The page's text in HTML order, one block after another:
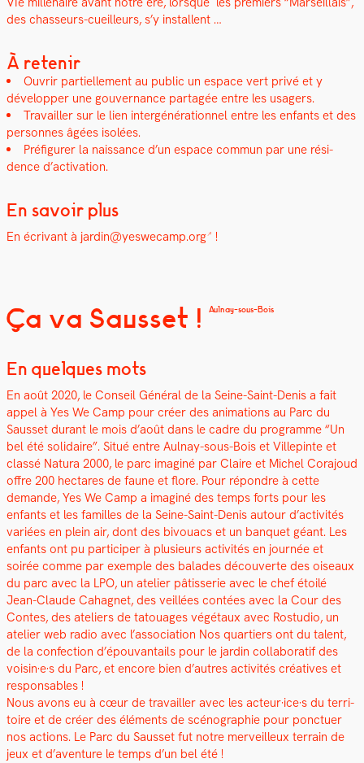
des chas­seurs-cueilleurs, s’y instal­lent …
À retenir
Ouvrir par­tielle­ment au pub­lic un espace vert privé et y
dévelop­per une gou­ver­nance partagée entre les usagers.
Tra­vailler sur le lien intergénéra­tionnel entre les enfants et des
per­son­nes âgées isolées.
Pré­fig­ur­er la nais­sance d’un espace com­mun par une rési­
dence d’activation.
En savoir plus
En écrivant à jardin@yeswecamp.org !
Ça va Sausset ! Aulnay-sous-Bois
En quelques mots
En août 2020, le Con­seil Général de la Seine-Saint-Denis a fait
appel à Yes We Camp pour créer des ani­ma­tions au Parc du
Saus­set durant le mois d’août dans le cadre du pro­gramme “Un
bel été sol­idaire”. Situé entre Aulnay-sous-Bois et Villepinte et
classé Natu­ra 2000, le parc imag­iné par Claire et Michel Cora­joud
offre 200 hectares de faune et flo­re. Pour répondre à cette
demande, Yes We Camp a imag­iné des temps forts pour les
enfants et les familles de la Seine-Saint-Denis autour d’activités
variées en plein air, dont des bivouacs et un ban­quet géant. Les
enfants ont pu par­ticiper à plusieurs activ­ités en journée et
soirée comme par exem­ple des balades décou­verte des oiseaux
du parc avec la LPO, un ate­lier pâtis­serie avec le chef étoilé
Jean-Claude Cahag­net, des veil­lées con­tées avec la Cour des
Con­tes, des ate­liers de tatouages végé­taux avec Ros­tu­dio, un
ate­lier web radio avec l’association Nos quartiers ont du tal­ent,
de la con­fec­tion d’épouvantails pour le jardin col­lab­o­ratif des
voisin·e·s du Parc, et encore bien d’autres activ­ités créa­tives et
respon­s­ables !
Nous avons eu à cœur de tra­vailler avec les acteur·ice·s du ter­ri­
toire et de créer des éléments de scénographie pour ponctuer
nos actions. Le Parc du Saus­set fut notre mer­veilleux ter­rain de
jeux et d’aventure le temps d’un bel été !